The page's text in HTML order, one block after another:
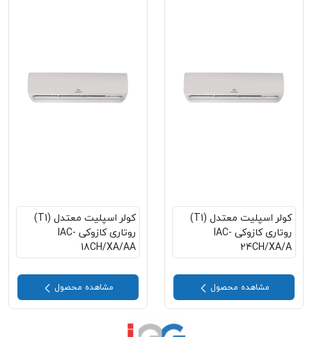
کولر اسپلیت معتدل (T1)
روتاری کازوکی IAC-
24CH/XA/A
مشاهده محصول
کولر اسپلیت معتدل (T1)
روتاری کازوکی IAC-
18CH/XA/AA
مشاهده محصول